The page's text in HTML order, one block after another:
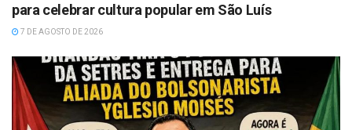
para celebrar cultura popular em São Luís
7 DE AGOSTO DE 2026